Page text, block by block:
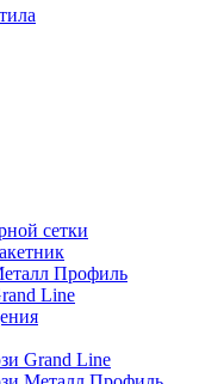
сетки
Профиль
Line
Grand Line